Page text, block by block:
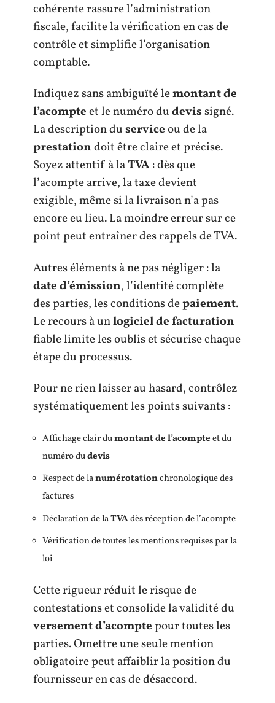
cohérente rassure l’administration
fiscale, facilite la vérification en cas de
contrôle et simplifie l’organisation
comptable.
Indiquez sans ambiguïté lemontant de
l’acompteet le numéro dudevissigné.
La description duserviceou de la
prestationdoit être claire et précise.
Soyez attentif à laTVA: dès que
l’acompte arrive, la taxe devient
exigible, même si la livraison n’a pas
encore eu lieu. La moindre erreur sur ce
point peut entraîner des rappels de TVA.
Autres éléments à ne pas négliger : la
date d’émission, l’identité complète
des parties, les conditions depaiement.
Le recours à unlogiciel de facturation
fiable limite les oublis et sécurise chaque
étape du processus.
Pour ne rien laisser au hasard, contrôlez
systématiquement les points suivants :
Affichage clair dumontant de l’acompteet du
numéro dudevis
Respect de lanumérotationchronologique des
factures
Déclaration de laTVAdès réception de l’acompte
Vérification de toutes les mentions requises par la
loi
Cette rigueur réduit le risque de
contestations et consolide la validité du
versement d’acomptepour toutes les
parties. Omettre une seule mention
obligatoire peut affaiblir la position du
fournisseur en cas de désaccord.